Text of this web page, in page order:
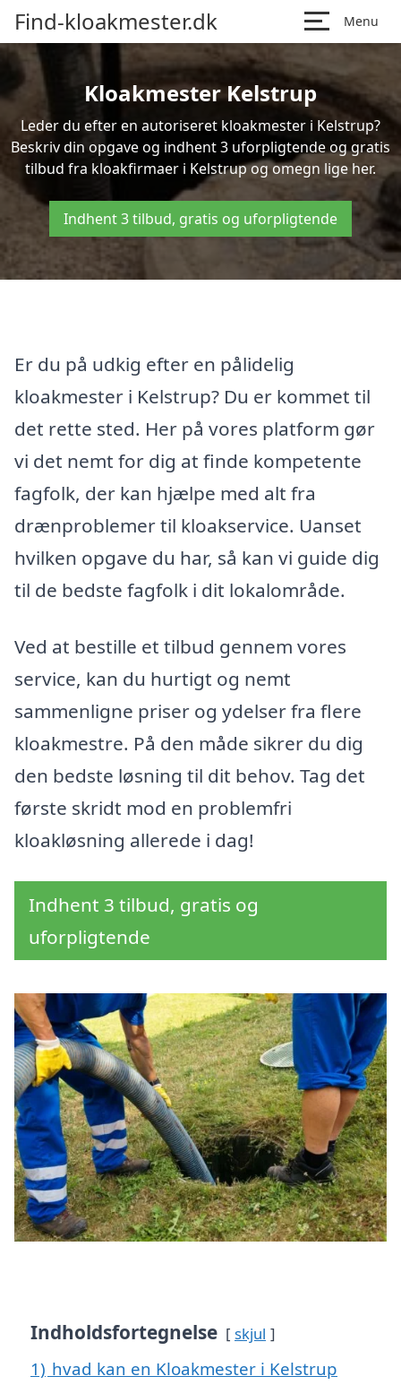
Find-kloakmester.dk Menu
Kloakmester Kelstrup
Leder du efter en autoriseret kloakmester i Kelstrup?
Beskriv din opgave og indhent 3 uforpligtende og gratis
tilbud fra kloakfirmaer i Kelstrup og omegn lige her.
Indhent 3 tilbud, gratis og uforpligtende
Er du på udkig efter en pålidelig
kloakmester i Kelstrup? Du er kommet til
det rette sted. Her på vores platform gør
vi det nemt for dig at finde kompetente
fagfolk, der kan hjælpe med alt fra
drænproblemer til kloakservice. Uanset
hvilken opgave du har, så kan vi guide dig
til de bedste fagfolk i dit lokalområde.
Ved at bestille et tilbud gennem vores
service, kan du hurtigt og nemt
sammenligne priser og ydelser fra flere
kloakmestre. På den måde sikrer du dig
den bedste løsning til dit behov. Tag det
første skridt mod en problemfri
kloakløsning allerede i dag!
Indhent 3 tilbud, gratis og
uforpligtende
Indholdsfortegnelse skjul
1) hvad kan en Kloakmester i Kelstrup